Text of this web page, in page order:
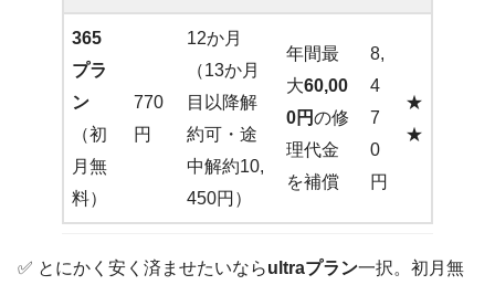
365
プラ
ン
（初
月無
料）
770
円
12か月
（13か月
目以降解
約可・途
中解約10,
450円）
年間最
大60,00
0円の修
理代金
を補償
8,
4
7
0
円
★
★
✅ とにかく安く済ませたいならultraプラン一択。初月無